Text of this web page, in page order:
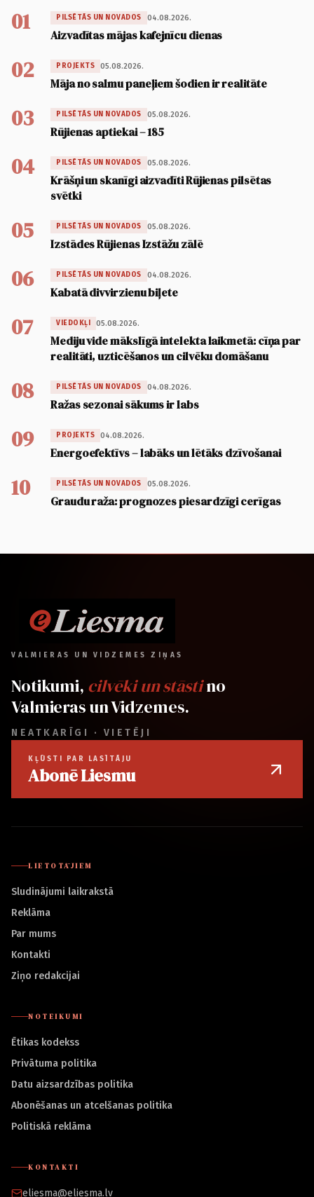
01 PILSĒTĀS UN NOVADOS 04.08.2026.
Aizvadītas mājas kafejnīcu dienas
02 PROJEKTS 05.08.2026.
Māja no salmu paneļiem šodien ir realitāte
03 PILSĒTĀS UN NOVADOS 05.08.2026.
Rūjienas aptiekai – 185
04 PILSĒTĀS UN NOVADOS 05.08.2026.
Krāšņi un skanīgi aizvadīti Rūjienas pilsētas
svētki
05 PILSĒTĀS UN NOVADOS 05.08.2026.
Izstādes Rūjienas Izstāžu zālē
06 PILSĒTĀS UN NOVADOS 04.08.2026.
Kabatā divvirzienu biļete
07 VIEDOKĻI 05.08.2026.
Mediju vide mākslīgā intelekta laikmetā: cīņa par
realitāti, uzticēšanos un cilvēku domāšanu
08 PILSĒTĀS UN NOVADOS 04.08.2026.
Ražas sezonai sākums ir labs
09 PROJEKTS 04.08.2026.
Energoefektīvs – labāks un lētāks dzīvošanai
10 PILSĒTĀS UN NOVADOS 05.08.2026.
Graudu raža: prognozes piesardzīgi cerīgas
VALMIERAS UN VIDZEMES ZIŅAS
Notikumi, cilvēki un stāstino
Valmieras un Vidzemes.
NEATKARĪGI · VIETĒJI
KĻŪSTI PAR LASĪTĀJU
Abonē Liesmu
LIETOTĀJIEM
Sludinājumi laikrakstā
Reklāma
Par mums
Kontakti
Ziņo redakcijai
NOTEIKUMI
Ētikas kodekss
Privātuma politika
Datu aizsardzības politika
Abonēšanas un atcelšanas politika
Politiskā reklāma
KONTAKTI
eliesma@eliesma.lv